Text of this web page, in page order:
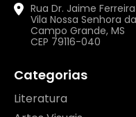
Rua Dr. Jaime
Vila Nossa Senhora
Campo Grande, MS
CEP 79116-040
Categorias
Literatura